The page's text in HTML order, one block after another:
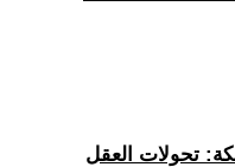
اتفاقية مكة: تحولات العقل